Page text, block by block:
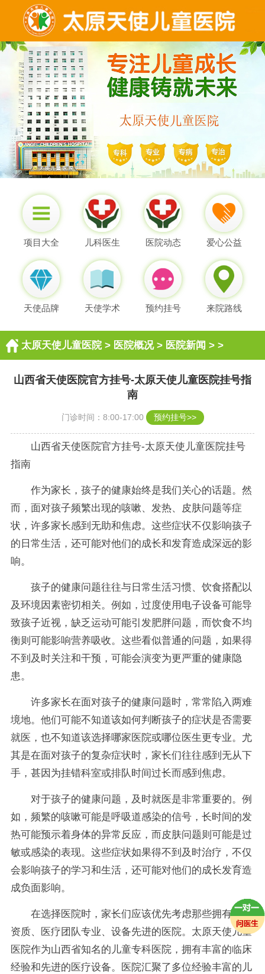
项目大全 儿科医生 医院动态 爱心公益
天使品牌 天使学术 预约挂号 来院路线
太原天使儿童医院> 医院概况> 医院新闻 > >
山西省天使医院官方挂号-太原天使儿童医院挂号指
南
门诊时间：8:00-17:00 预约挂号>>
山西省天使医院官方挂号-太原天使儿童医院挂号
指南
作为家长，孩子的健康始终是我们关心的话题。然
而，面对孩子频繁出现的咳嗽、发热、皮肤问题等症
状，许多家长感到无助和焦虑。这些症状不仅影响孩子
的日常生活，还可能对他们的成长和发育造成深远的影
响。
孩子的健康问题往往与日常生活习惯、饮食搭配以
及环境因素密切相关。例如，过度使用电子设备可能导
致孩子近视，缺乏运动可能引发肥胖问题，而饮食不均
衡则可能影响营养吸收。这些看似普通的问题，如果得
不到及时关注和干预，可能会演变为更严重的健康隐
患。
许多家长在面对孩子的健康问题时，常常陷入两难
境地。他们可能不知道该如何判断孩子的症状是否需要
就医，也不知道该选择哪家医院或哪位医生更专业。尤
其是在面对孩子的复杂症状时，家长们往往感到无从下
手，甚因为挂错科室或排队时间过长而感到焦虑。
对于孩子的健康问题，及时就医是非常重要的。例
如，频繁的咳嗽可能是呼吸道感染的信号，长时间的发
热可能预示着身体的异常反应，而皮肤问题则可能是过
敏或感染的表现。这些症状如果得不到及时治疗，不仅
会影响孩子的学习和生活，还可能对他们的成长发育造
成负面影响。
在选择医院时，家长们应该优先考虑那些拥有正规
资质、医疗团队专业、设备先进的医院。太原天使儿童
医院作为山西省知名的儿童专科医院，拥有丰富的临床
经验和先进的医疗设备。医院汇聚了多位经验丰富的儿